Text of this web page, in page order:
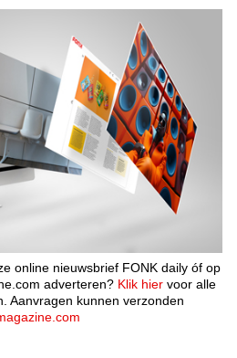
online nieuwsbrief FONK daily óf op
adverteren? Klik hier voor alle
Aanvragen kunnen verzonden